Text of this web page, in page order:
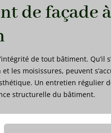
de façade
de tout bâtiment. Qu’il
les moisissures, peuvent
Un entretien régulier
structurelle du bâtiment.